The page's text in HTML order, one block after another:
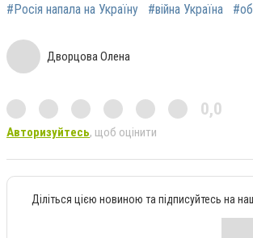
#Росія напала на Україну #війна Україна
Дворцова Олена
0,0
Авторизуйтесь, щоб оцінити
Діліться цією новиною та підписуйтесь на